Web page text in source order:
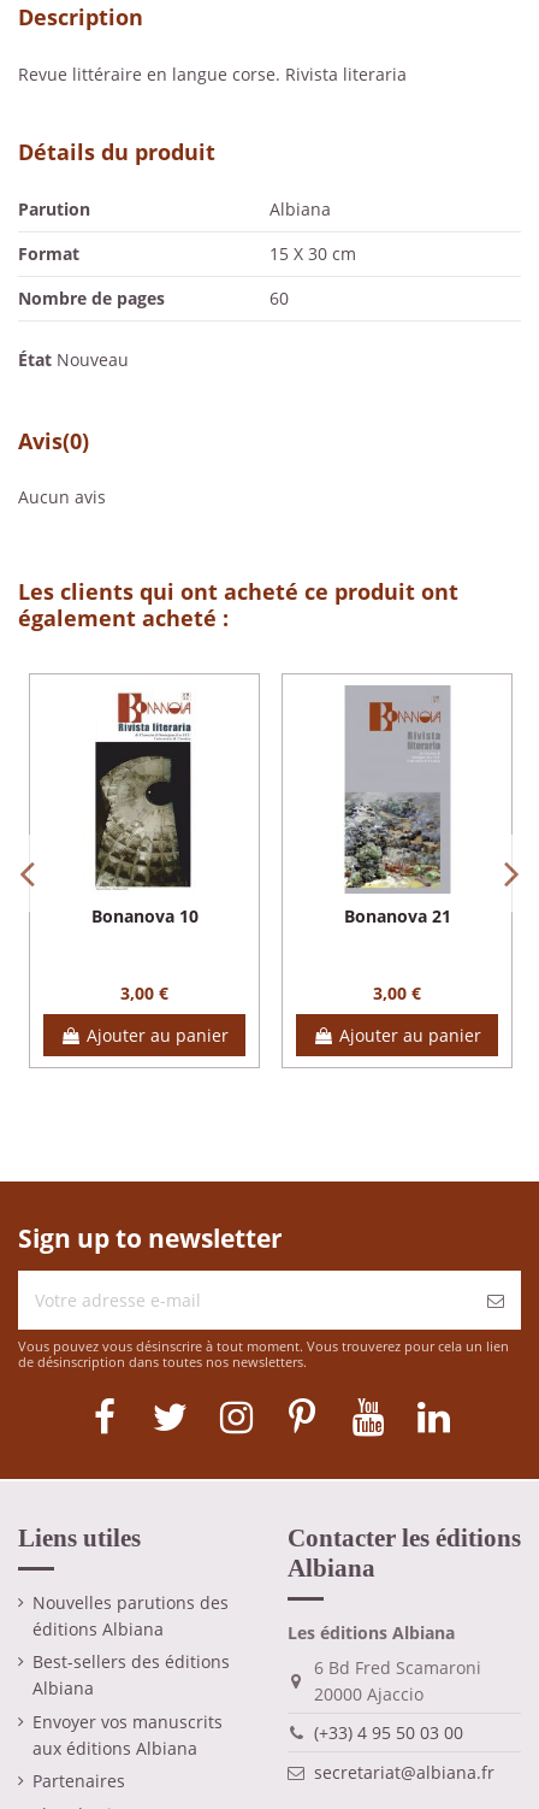
Description
Revue littéraire en langue corse. Rivista literaria
Détails du produit
Parution
Albiana
Format
15 X 30 cm
Nombre de pages
60
État Nouveau
Avis(0)
Aucun avis
Les clients qui ont acheté ce produit ont
également acheté :
Bonanova 10
3,00 €
Ajouter au panier
Bonanova 21
3,00 €
Ajouter au panier
Sign up to newsletter
Vous pouvez vous désinscrire à tout moment. Vous trouverez pour cela un lien
de désinscription dans toutes nos newsletters.
Liens utiles
Nouvelles parutions des
éditions Albiana
Best-sellers des éditions
Albiana
Envoyer vos manuscrits
aux éditions Albiana
Partenaires
Contacter les éditions
Albiana
Les éditions Albiana
6 Bd Fred Scamaroni
20000 Ajaccio
(+33) 4 95 50 03 00
secretariat@albiana.fr